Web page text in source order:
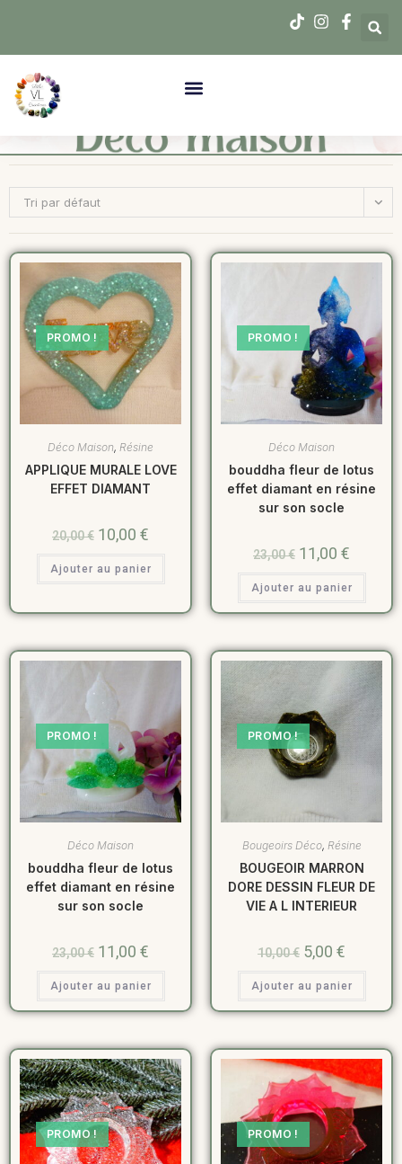
Tri par défaut
PROMO !
Déco Maison, Résine
APPLIQUE MURALE LOVE
EFFET DIAMANT
20,00€ 10,00 €
Ajouter au panier
PROMO !
Déco Maison
bouddha fleur de lotus
effet diamant en résine
sur son socle
23,00€ 11,00 €
Ajouter au panier
PROMO !
Déco Maison
bouddha fleur de lotus
effet diamant en résine
sur son socle
23,00€ 11,00 €
Ajouter au panier
PROMO !
Bougeoirs Déco, Résine
BOUGEOIR MARRON
DORE DESSIN FLEUR DE
VIE A L INTERIEUR
10,00€ 5,00 €
Ajouter au panier
PROMO ! PROMO !